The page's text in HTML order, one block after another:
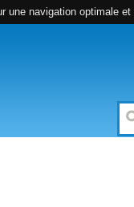
une navigation optimale